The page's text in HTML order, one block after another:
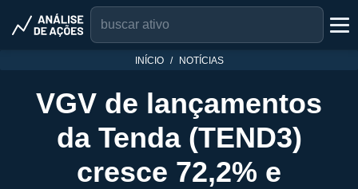
INÍCIO NOTÍCIAS
VGV de lançamentos
da Tenda (TEND3)
cresce 72,2% e